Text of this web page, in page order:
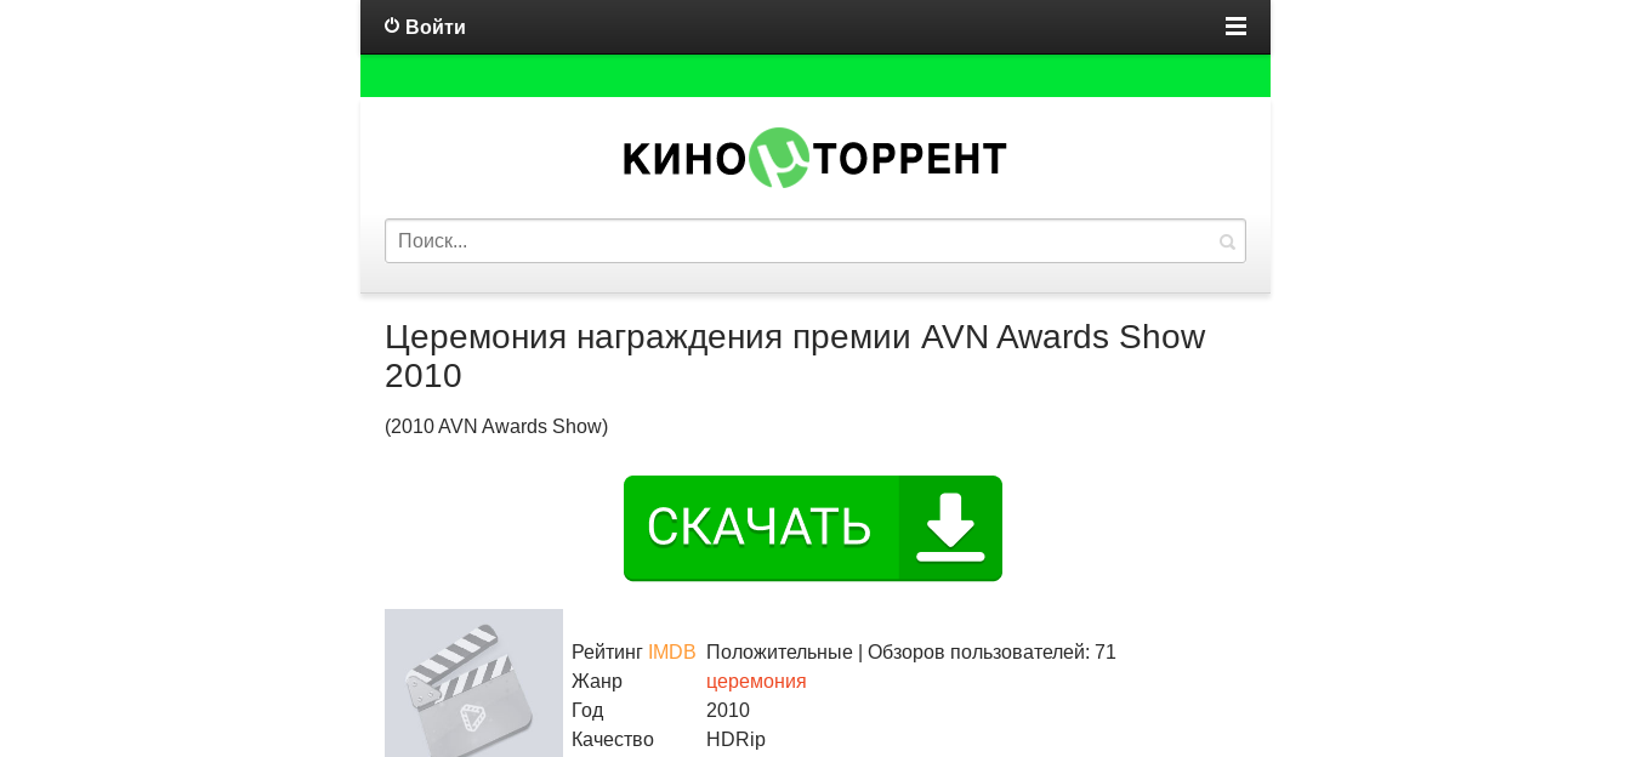
Войти
Церемония награждения премии AVN Awards Show
2010
(2010 AVN Awards Show)
Рейтинг IMDB Положительные | Обзоров пользователей: 71
Жанр
церемония
Год
2010
Качество
HDRip